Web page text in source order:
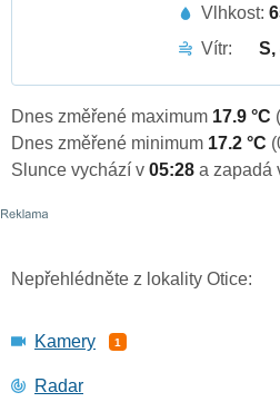
Vlhkost:
Vítr:
S,
Dnes změřené maximum 17.9 °C
Dnes změřené minimum 17.2 °C
Slunce vychází v 05:28 a zapadá
Nepřehlédněte z lokality Otice:
Kamery 1
Radar